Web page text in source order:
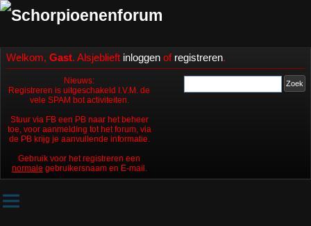
Welkom, Gast. Alsjeblieft inloggen of registreren.
Nieuws:
Registreren is uitgeschakeld I.V.M. de
vele SPAM bot activiteiten.
Stuur via FB een PB naar het beheer
toe, voor aanmelding tot het forum, via
de PB krijg je aanvullende informatie.
Gebruik voor het registreren een
normale gebruikersnaam en E-mail.